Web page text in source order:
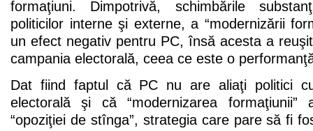
formaţiuni. Dimpotrivă, schimbările
politicilor interne şi externe, a “modernizării
un efect negativ pentru PC, însă acesta a
campania electorală, ceea ce este o
Dat fiind faptul că PC nu are aliaţi politici
electorală şi că “modernizarea
“opoziţiei de stînga”, strategia care pare să fi